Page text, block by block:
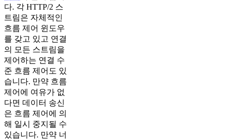
다. 각 HTTP/2 스
트림은 자체적인
흐름 제어 윈도우
를 갖고 있고 연결
의 모든 스트림을
제어하는 연결 수
준 흐름 제어도 있
습니다. 만약 흐름
제어에 여유가 없
다면 데이터 송신
은 흐름 제어에 의
해 일시 중지될 수
있습니다. 만약 너